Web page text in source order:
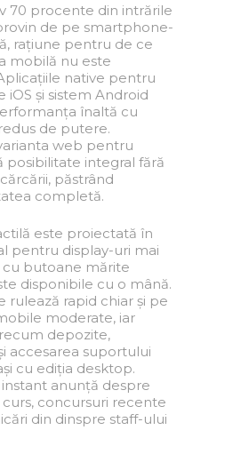
70 procente din intrările
de pe smartphone-
rațiune pentru de ce
mobilă nu este
native pentru
iOS și sistem Android
înaltă cu
de putere.
web pentru
posibilitate integral fără
păstrând
completă.
este proiectată în
pentru display-uri mai
butoane mărite
disponibile cu o mână.
rulează rapid chiar și pe
moderate, iar
depozite,
accesarea suportului
cu ediția desktop.
anunță despre
concursuri recente
din dinspre staff-ului